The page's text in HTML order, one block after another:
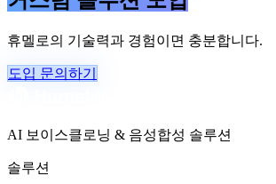
휴멜로의 기술력과 경험이면 충분합니다.
도입 문의하기
AI 보이스클로닝 & 음성합성 솔루션
솔루션